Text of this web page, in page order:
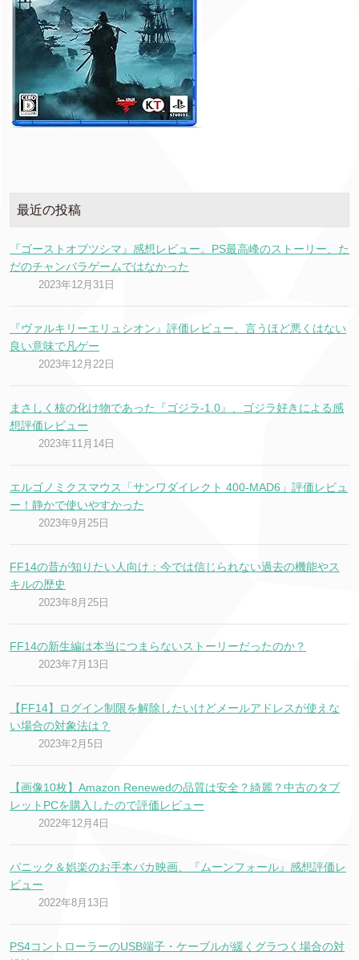
最近の投稿
『ゴーストオブツシマ』感想レビュー。PS最高峰のストーリー、た
だのチャンバラゲームではなかった
2023年12月31日
『ヴァルキリーエリュシオン』評価レビュー、言うほど悪くはない
良い意味で凡ゲー
2023年12月22日
まさしく核の化け物であった『ゴジラ-1.0』、ゴジラ好きによる感
想評価レビュー
2023年11月14日
エルゴノミクスマウス「サンワダイレクト 400-MAD6」評価レビュ
ー！静かで使いやすかった
2023年9月25日
FF14の昔が知りたい人向け：今では信じられない過去の機能やス
キルの歴史
2023年8月25日
FF14の新生編は本当につまらないストーリーだったのか？
2023年7月13日
【FF14】ログイン制限を解除したいけどメールアドレスが使えな
い場合の対象法は？
2023年2月5日
【画像10枚】Amazon Renewedの品質は安全？綺麗？中古のタブ
レットPCを購入したので評価レビュー
2022年12月4日
パニック＆娯楽のお手本バカ映画、『ムーンフォール』感想評価レ
ビュー
2022年8月13日
PS4コントローラーのUSB端子・ケーブルが緩くグラつく場合の対